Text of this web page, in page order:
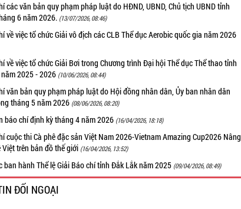
các văn bản quy phạm pháp luật do HĐND, UBND, Chủ tịch UBND tỉnh
6 năm 2026. (13/07/2026, 08:46)
về việc tổ chức Giải vô địch các CLB Thể dục Aerobic quốc gia năm 2026
về việc tổ chức Giải Bơi trong Chương trình Đại hội Thể dục Thể thao tỉnh
2025 - 2026 (10/06/2026, 08:44)
văn bản quy phạm pháp luật do Hội đồng nhân dân, Ủy ban nhân dân
tháng 5 năm 2026 (08/06/2026, 08:20)
báo chí định kỳ tháng 4 năm 2026 (16/04/2026, 18:18)
cuộc thi Cà phê đặc sản Việt Nam 2026-Vietnam Amazing Cup2026 Nâng
trên bản đồ thế giới (16/04/2026, 13:52)
ban hành Thể lệ Giải Báo chí tỉnh Đắk Lắk năm 2025 (09/04/2026, 08:49)
ĐỐI NGOẠI